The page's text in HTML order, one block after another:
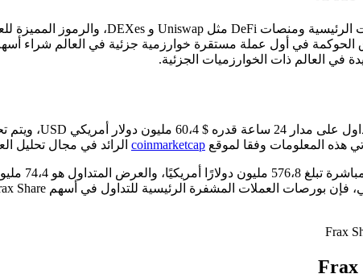
coinmarketcap الرائد في مجال تحليل